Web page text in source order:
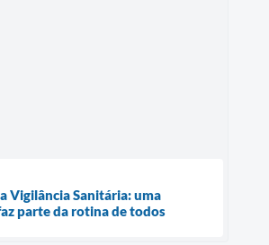
Vigilância Sanitária: uma
parte da rotina de todos